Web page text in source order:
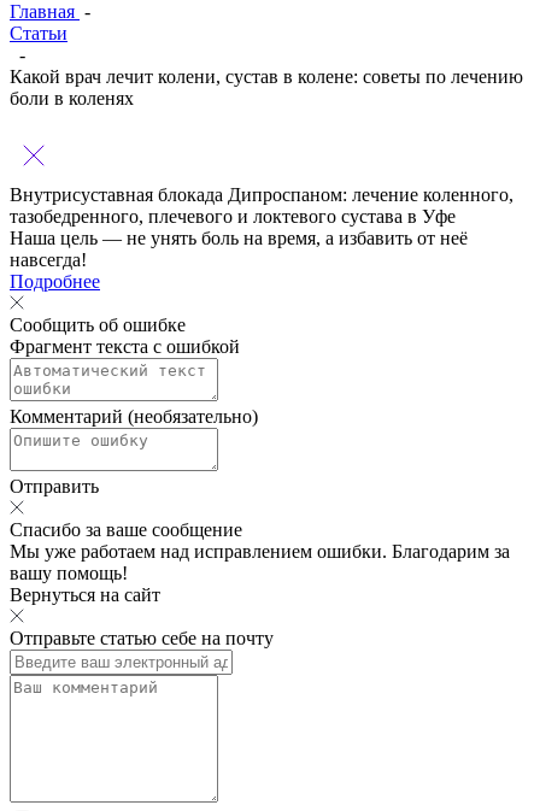
Главная -
Статьи
-
Какой врач лечит колени, сустав в колене: советы по лечению
боли в коленях
Внутрисуставная блокада Дипроспаном: лечение коленного,
тазобедренного, плечевого и локтевого сустава в Уфе
Наша цель — не унять боль на время, а избавить от неё
навсегда!
Подробнее
Сообщить об ошибке
Фрагмент текста с ошибкой
Комментарий (необязательно)
Отправить
Спасибо за ваше сообщение
Мы уже работаем над исправлением ошибки. Благодарим за
вашу помощь!
Вернуться на сайт
Отправьте статью себе на почту